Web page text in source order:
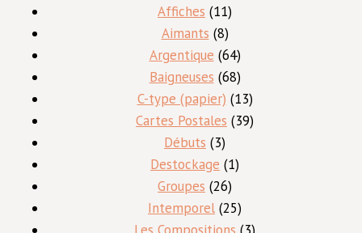
produits
Affiches 1111
produits
Aimants 88
produits
Argentique 6464
produits
Baigneuses 6868
produits
C-type (papier) 1313
produits
Cartes Postales 3939
Débuts 33
produits
Destockage 11
Groupes 2626
produits
Intemporel 2525
produits
Les Compositions 33